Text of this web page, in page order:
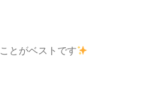
とがベストです